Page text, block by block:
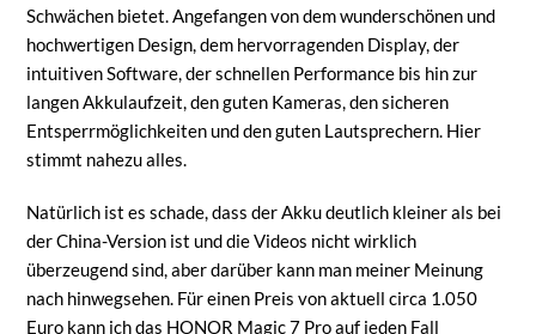
Schwächen bietet. Angefangen von dem wunderschönen und
hochwertigen Design, dem hervorragenden Display, der
intuitiven Software, der schnellen Performance bis hin zur
langen Akkulaufzeit, den guten Kameras, den sicheren
Entsperrmöglichkeiten und den guten Lautsprechern. Hier
stimmt nahezu alles.
Natürlich ist es schade, dass der Akku deutlich kleiner als bei
der China-Version ist und die Videos nicht wirklich
überzeugend sind, aber darüber kann man meiner Meinung
nach hinwegsehen. Für einen Preis von aktuell circa 1.050
Euro kann ich das HONOR Magic 7 Pro auf jeden Fall